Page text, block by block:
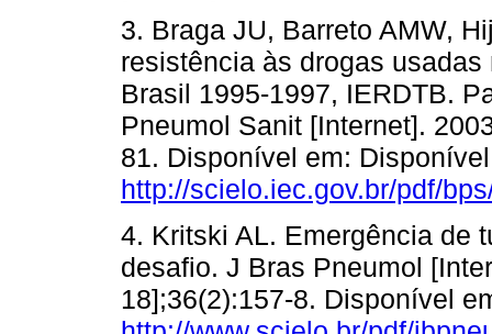
3. Braga JU, Barreto AMW,
resistência às drogas
Brasil 1995-1997, IERDTB.
Pneumol Sanit [Internet].
81. Disponível em:
http://scielo.iec.gov.br/pdf/
4. Kritski AL. Emergência de
desafio. J Bras Pneumol
18];36(2):157-8. Disponível